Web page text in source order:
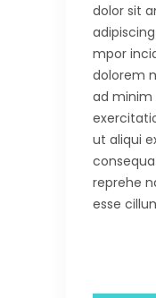
dolor sit
mpor
dolorem
ad minim
ut aliqui
reprehe
esse